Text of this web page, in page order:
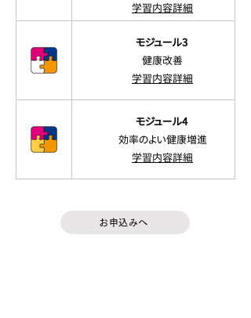
学習内容詳細
モジュール3
健康改善
学習内容詳細
モジュール4
効率のよい健康増進
学習内容詳細
お申込みへ